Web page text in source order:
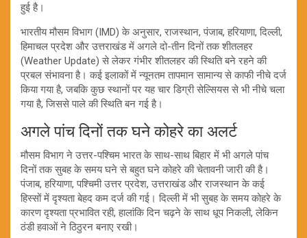
हुई है।
भारतीय मौसम विभाग (IMD) के अनुसार, राजस्थान, पंजाब, हरियाणा, दिल्ली,
हिमाचल प्रदेश और उत्तराखंड में अगले दो-तीन दिनों तक शीतलहर
(Weather Update) से लेकर गंभीर शीतलहर की स्थिति बने रहने की
प्रबल संभावना है। कई इलाकों में न्यूनतम तापमान सामान्य से काफी नीचे दर्ज
किया गया है, जबकि कुछ स्थानों पर यह चार डिग्री सेल्सियस से भी नीचे चला
गया है, जिससे पाले की स्थिति बन गई है।
अगले पांच दिनों तक घने कोहरे का अलर्ट
मौसम विभाग ने उत्तर-पश्चिम भारत के साथ-साथ बिहार में भी अगले पांच
दिनों तक सुबह के समय घने से बहुत घने कोहरे की चेतावनी जारी की है।
पंजाब, हरियाणा, पश्चिमी उत्तर प्रदेश, उत्तराखंड और राजस्थान के कई
हिस्सों में दृश्यता बेहद कम दर्ज की गई। दिल्ली में भी सुबह के समय कोहरे के
कारण दृश्यता प्रभावित रही, हालांकि दिन चढ़ने के साथ धूप निकली, लेकिन
ठंडी हवाओं ने ठिठुरन बनाए रखी।